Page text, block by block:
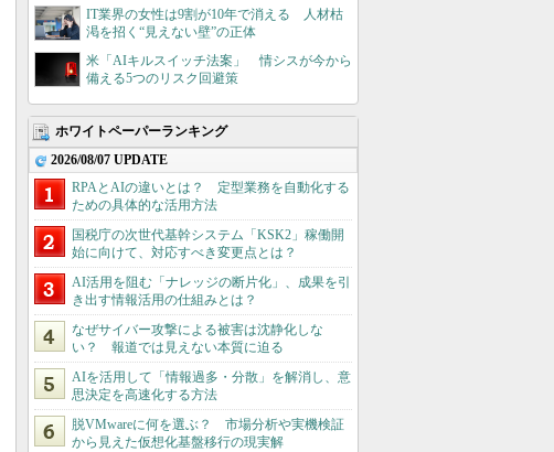
IT業界の女性は9割が10年で消える 人材枯
渇を招く“見えない壁”の正体
米「AIキルスイッチ法案」 情シスが今から
備える5つのリスク回避策
ホワイトペーパーランキング
2026/08/07 UPDATE
RPAとAIの違いとは？ 定型業務を自動化する
ための具体的な活用方法
国税庁の次世代基幹システム「KSK2」稼働開
始に向けて、対応すべき変更点とは？
AI活用を阻む「ナレッジの断片化」、成果を引
き出す情報活用の仕組みとは？
なぜサイバー攻撃による被害は沈静化しな
い？ 報道では見えない本質に迫る
AIを活用して「情報過多・分散」を解消し、意
思決定を高速化する方法
脱VMwareに何を選ぶ？ 市場分析や実機検証
から見えた仮想化基盤移行の現実解